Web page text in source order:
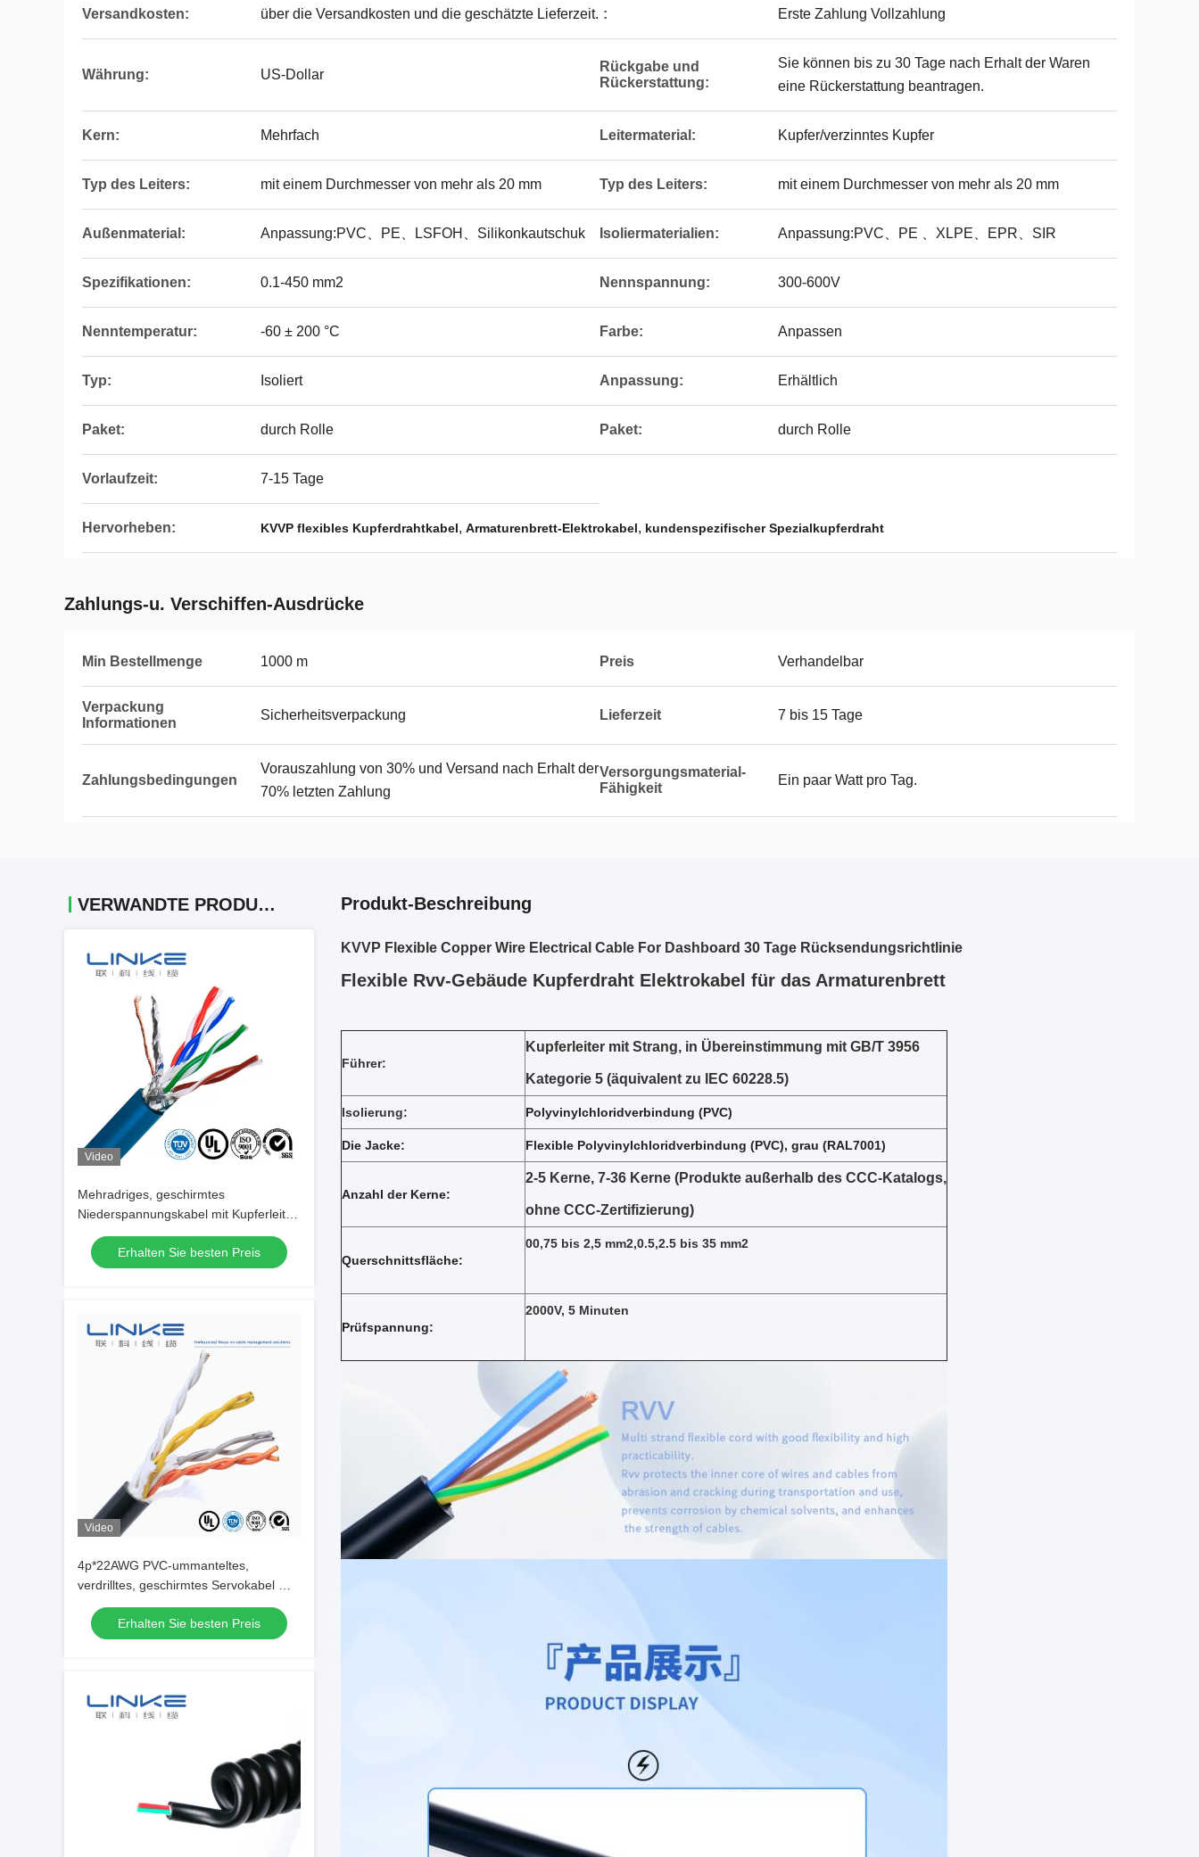
Versandkosten: über die Versandkosten und die geschätzte Lieferzeit. : Erste Zahlung Vollzahlung
Währung: US-Dollar
Rückgabe und
Rückerstattung:
Sie können bis zu 30 Tage nach Erhalt der Waren
eine Rückerstattung beantragen.
Kern: Mehrfach Leitermaterial: Kupfer/verzinntes Kupfer
Typ des Leiters: mit einem Durchmesser von mehr als 20 mm Typ des Leiters: mit einem Durchmesser von mehr als 20 mm
Außenmaterial: Anpassung:PVC、PE、LSFOH、Silikonkautschuk Isoliermaterialien: Anpassung:PVC、PE 、XLPE、EPR、SIR
Spezifikationen: 0.1-450 mm2 Nennspannung: 300-600V
Nenntemperatur: -60 ± 200 °C Farbe: Anpassen
Typ: Isoliert Anpassung: Erhältlich
Paket: durch Rolle Paket: durch Rolle
Vorlaufzeit: 7-15 Tage
Hervorheben: KVVP flexibles Kupferdrahtkabel, Armaturenbrett-Elektrokabel, kundenspezifischer Spezialkupferdraht
Zahlungs-u. Verschiffen-Ausdrücke
Min Bestellmenge 1000 m Preis Verhandelbar
Verpackung
Informationen
Sicherheitsverpackung Lieferzeit 7 bis 15 Tage
Zahlungsbedingungen
Vorauszahlung von 30% und Versand nach Erhalt der
70% letzten Zahlung
Versorgungsmaterial-
Fähigkeit
Ein paar Watt pro Tag.
VERWANDTE PRODUKTE
Video
Mehradriges, geschirmtes
Niederspannungskabel mit Kupferleiter,
PVC-Mantel und kältebeständigen
Eigenschaften
Erhalten Sie besten Preis
Video
4p*22AWG PVC-ummanteltes,
verdrilltes, geschirmtes Servokabel mit
verzinntem Kupfer für
Unterwasseranwendungen
Erhalten Sie besten Preis
Produkt-Beschreibung
KVVP Flexible Copper Wire Electrical Cable For Dashboard 30 Tage Rücksendungsrichtlinie
Flexible Rvv-Gebäude Kupferdraht Elektrokabel für das Armaturenbrett
Führer:
Kupferleiter mit Strang, in Übereinstimmung mit GB/T 3956
Kategorie 5 (äquivalent zu IEC 60228.5)
Isolierung: Polyvinylchloridverbindung (PVC)
Die Jacke: Flexible Polyvinylchloridverbindung (PVC), grau (RAL7001)
Anzahl der Kerne:
2-5 Kerne, 7-36 Kerne (Produkte außerhalb des CCC-Katalogs,
ohne CCC-Zertifizierung)
Querschnittsfläche:
00,75 bis 2,5 mm2,0.5,2.5 bis 35 mm2
Prüfspannung:
2000V, 5 Minuten